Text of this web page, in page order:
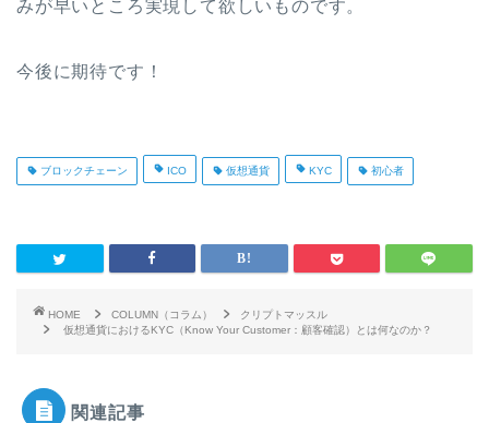
みが早いところ実現して欲しいものです。
今後に期待です！
ブロックチェーン ICO 仮想通貨 KYC 初心者
HOME COLUMN（コラム）
クリプトマッスル
仮想通貨におけるKYC（Know Your Customer：顧客確認）とは何なのか？
関連記事